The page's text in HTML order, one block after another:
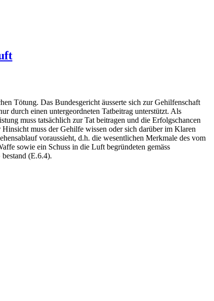
Tötung. Das Bundesgericht äusserte sich zur Gehilfenschaft
durch einen untergeordneten Tatbeitrag unterstützt. Als
muss tatsächlich zur Tat beitragen und die Erfolgschancen
muss der Gehilfe wissen oder sich darüber im Klaren
voraussieht, d.h. die wesentlichen Merkmale des vom
sowie ein Schuss in die Luft begründeten gemäss
(E.6.4).